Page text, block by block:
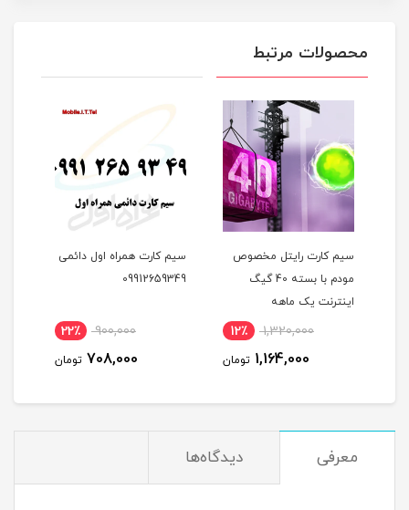
محصولات مرتبط
سیم کارت همراه اول دائمی
09912659349
900,000
708,000
3,700,000
3,490,000
معرفی دیدگاه‌ها